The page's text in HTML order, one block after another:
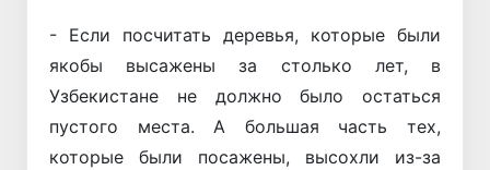
- Если посчитать деревья, которые были
якобы высажены за столько лет, в
Узбекистане не должно было остаться
пустого места. А большая часть тех,
которые были посажены, высохли из-за